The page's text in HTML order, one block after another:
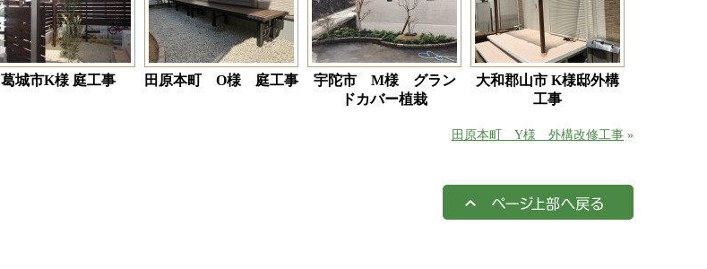
葛城市K様 庭工事 田原本町 O様 庭工事
宇陀市 M様 グラン
ドカバー植栽
大和郡山市 K様邸外構
工事
田原本町 Y様 外構改修工事 »